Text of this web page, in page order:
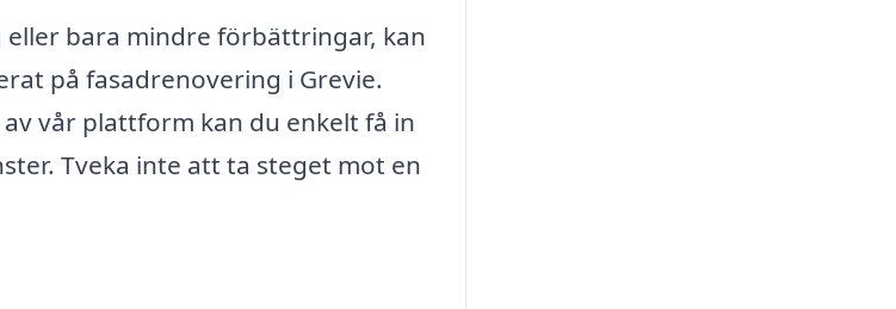
bara mindre förbättringar, kan
på fasadrenovering i Grevie.
vår plattform kan du enkelt få in
Tveka inte att ta steget mot en